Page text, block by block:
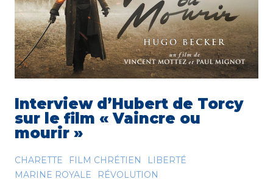
Interview d’Hubert de Torcy
sur le film « Vaincre ou
mourir »
CHARETTE FILM CHRÉTIEN
LIBERTÉ
MARINE ROYALE
RÉVOLUTION